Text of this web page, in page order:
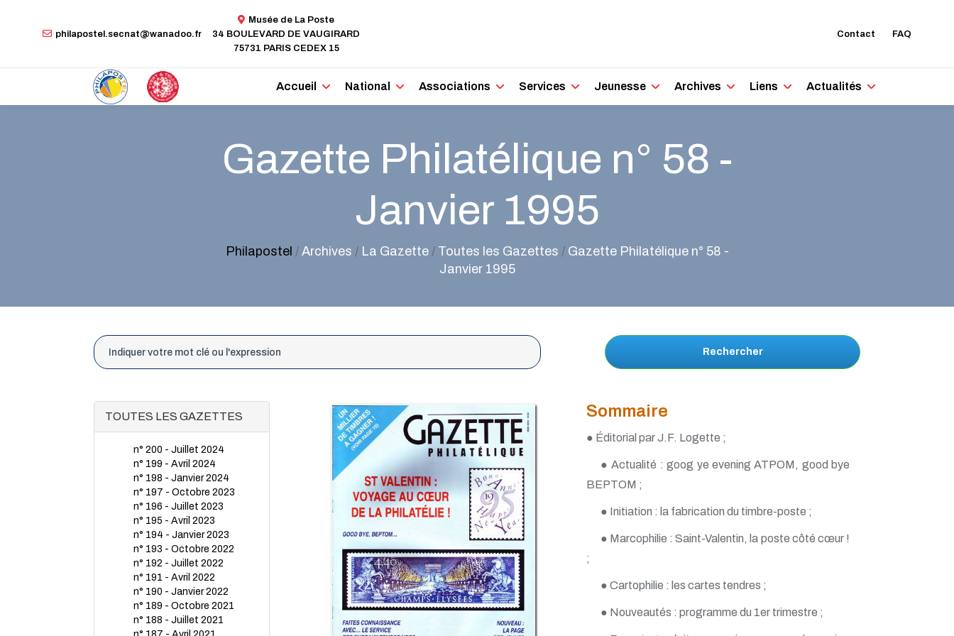
philapostel.secnat@wanadoo.fr
Musée de La Poste
34 BOULEVARD DE VAUGIRARD
75731 PARIS CEDEX 15
Contact FAQ
Accueil National Associations Services Jeunesse Archives Liens Actualités
Gazette Philatélique n° 58 -
Janvier 1995
Philapostel / Archives / La Gazette/ Toutes les Gazettes / Gazette Philatélique n° 58 -
Janvier 1995
Rechercher
TOUTES LES GAZETTES
n° 200 - Juillet 2024
n° 199 - Avril 2024
n° 198 - Janvier 2024
n° 197 - Octobre 2023
n° 196 - Juillet 2023
n° 195 - Avril 2023
n° 194 - Janvier 2023
n° 193 - Octobre 2022
n° 192 - Juillet 2022
n° 191 - Avril 2022
n° 190 - Janvier 2022
n° 189 - Octobre 2021
n° 188 - Juillet 2021
Sommaire
● Éditorial par J.F. Logette ;
● Actualité : goog ye evening ATPOM, good bye
BEPTOM ;
● Initiation : la fabrication du timbre-poste ;
● Marcophilie : Saint-Valentin, la poste côté cœur !
;
● Cartophilie : les cartes tendres ;
● Nouveautés : programme du 1er trimestre ;